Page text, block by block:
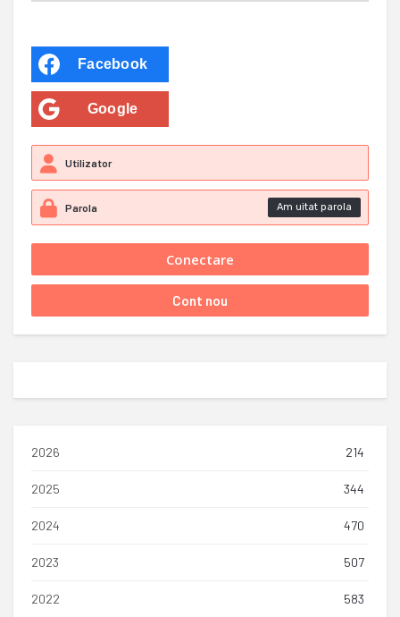
Facebook
Google
Am uitat parola
2026 214
2025 344
2024 470
2023 507
2022 583